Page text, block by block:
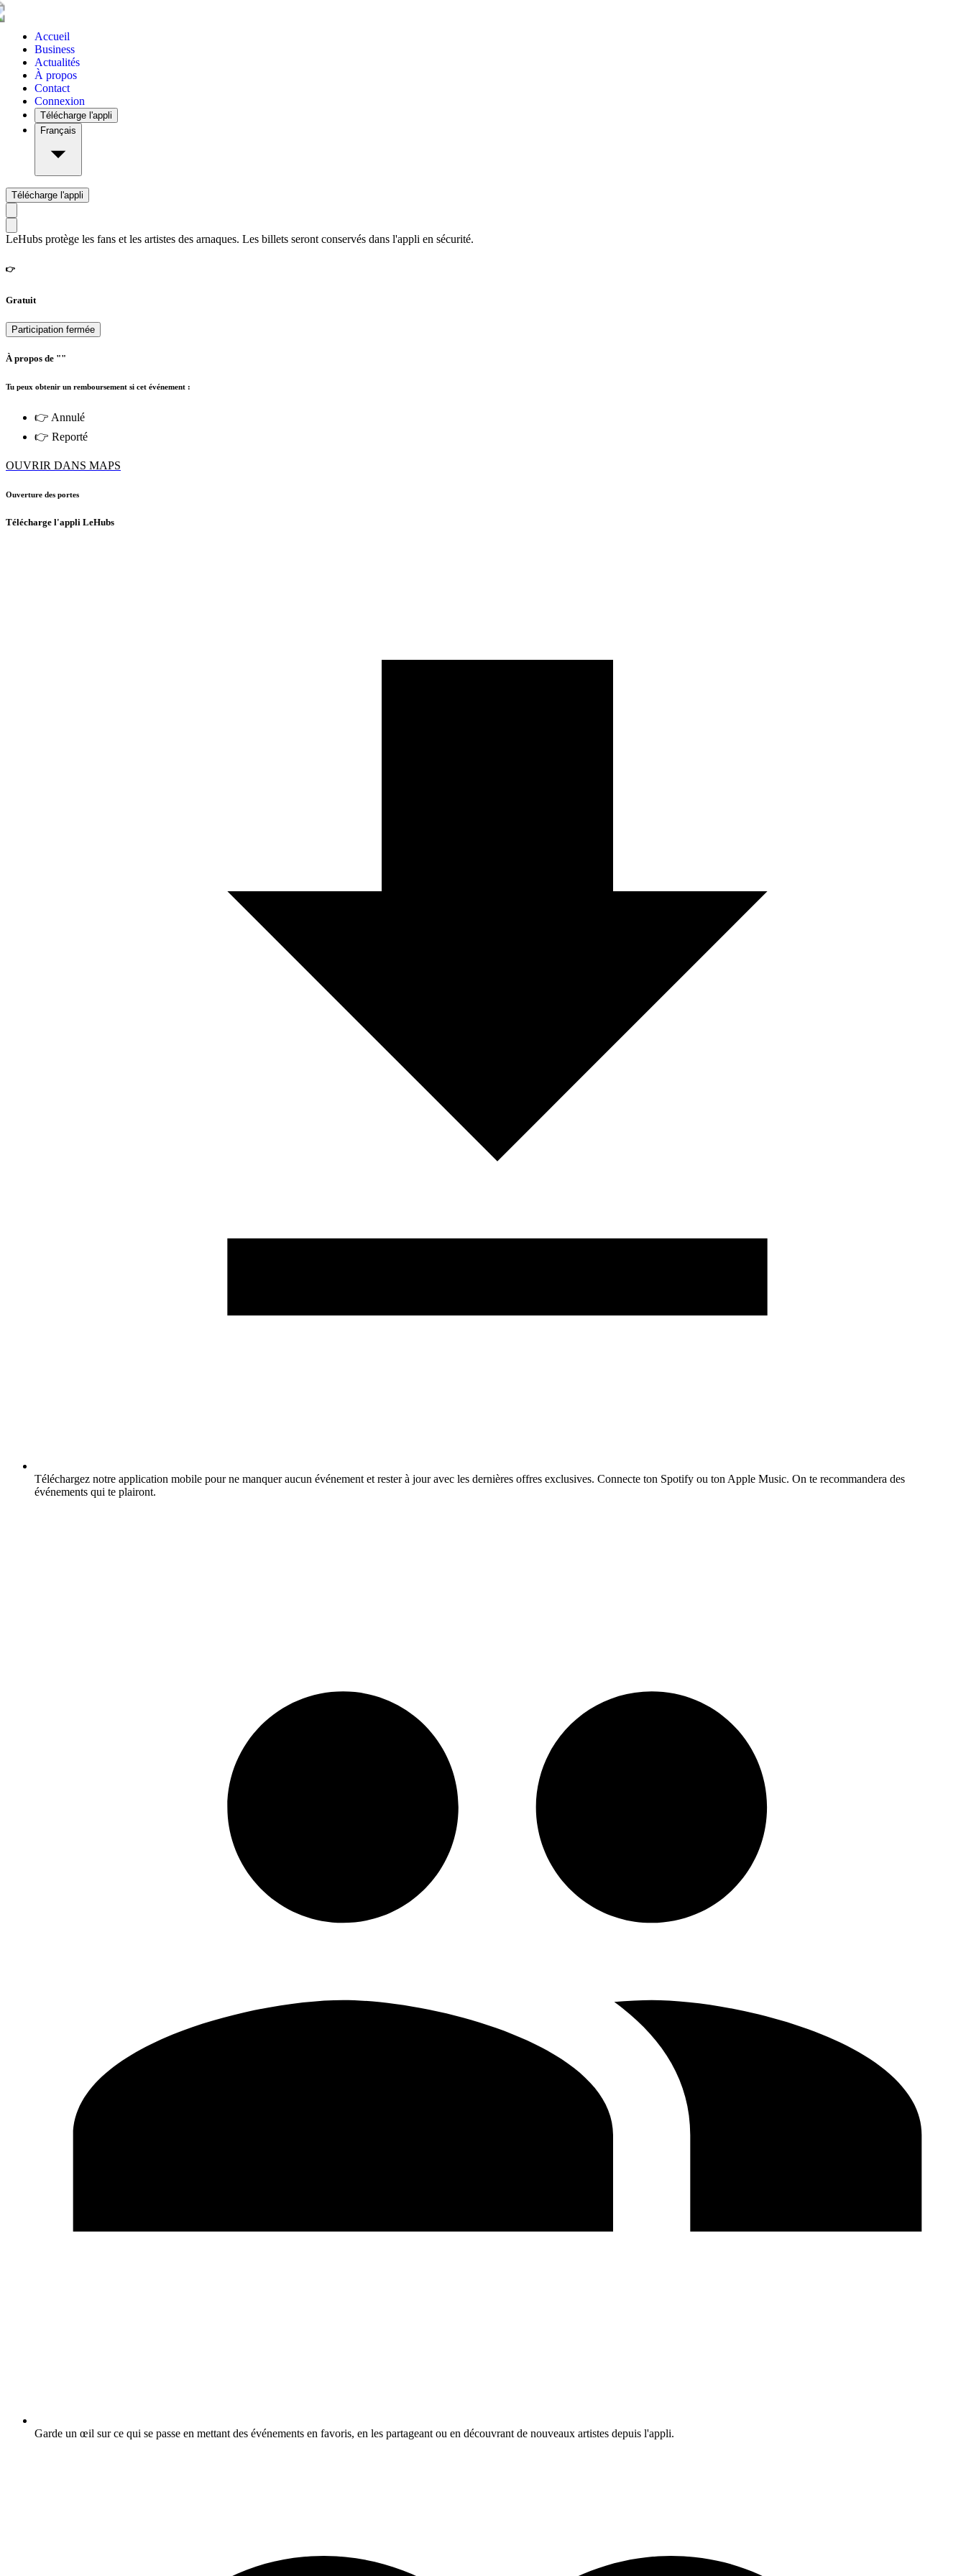
Accueil
Business
Actualités
À propos
Contact
Connexion
Télécharge l'appli
Français
Télécharge l'appli
LeHubs protège les fans et les artistes des arnaques. Les billets seront conservés dans l'appli en sécurité.
👉
Gratuit
Participation fermée
À propos de ""
Tu peux obtenir un remboursement si cet événement :
👉 Annulé
👉 Reporté
OUVRIR DANS MAPS
Ouverture des portes
Télécharge l'appli LeHubs
Téléchargez notre application mobile pour ne manquer aucun événement et rester à jour avec les dernières offres exclusives. Connecte ton Spotify ou ton Apple Music. On te recommandera des
événements qui te plairont.
Garde un œil sur ce qui se passe en mettant des événements en favoris, en les partageant ou en découvrant de nouveaux artistes depuis l'appli.